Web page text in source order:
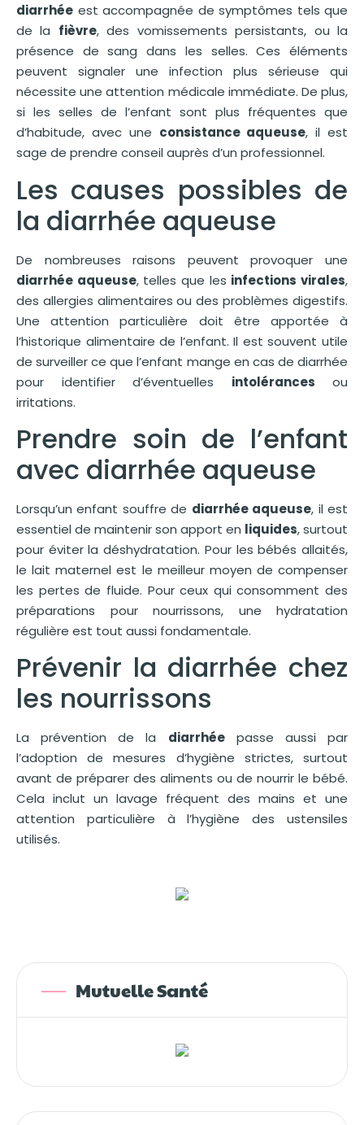
diarrhée est accompagnée de symptômes tels que
de la fièvre, des vomissements persistants, ou la
présence de sang dans les selles. Ces éléments
peuvent signaler une infection plus sérieuse qui
nécessite une attention médicale immédiate. De plus,
si les selles de l’enfant sont plus fréquentes que
d’habitude, avec une consistance aqueuse, il est
sage de prendre conseil auprès d’un professionnel.
Les causes possibles de
la diarrhée aqueuse
De nombreuses raisons peuvent provoquer une
diarrhée aqueuse, telles que les infections virales,
des allergies alimentaires ou des problèmes digestifs.
Une attention particulière doit être apportée à
l’historique alimentaire de l’enfant. Il est souvent utile
de surveiller ce que l’enfant mange en cas de diarrhée
pour identifier d’éventuelles intolérances ou
irritations.
Prendre soin de l’enfant
avec diarrhée aqueuse
Lorsqu’un enfant souffre de diarrhée aqueuse, il est
essentiel de maintenir son apport en liquides, surtout
pour éviter la déshydratation. Pour les bébés allaités,
le lait maternel est le meilleur moyen de compenser
les pertes de fluide. Pour ceux qui consomment des
préparations pour nourrissons, une hydratation
régulière est tout aussi fondamentale.
Prévenir la diarrhée chez
les nourrissons
La prévention de la diarrhéepasse aussi par
l’adoption de mesures d’hygiène strictes, surtout
avant de préparer des aliments ou de nourrir le bébé.
Cela inclut un lavage fréquent des mains et une
attention particulière à l’hygiène des ustensiles
utilisés.
Mutuelle Santé